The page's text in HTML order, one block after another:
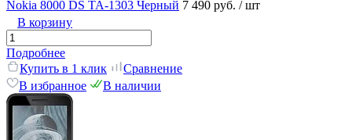
Nokia 8000 DS TA-1303 Черный 7 490 руб. / шт
В корзину
Подробнее
Купить в 1 клик
Сравнение
В избранное
В наличии